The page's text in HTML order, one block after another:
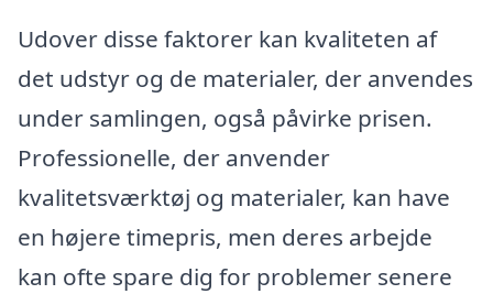
Udover disse faktorer kan kvaliteten af
det udstyr og de materialer, der anvendes
under samlingen, også påvirke prisen.
Professionelle, der anvender
kvalitetsværktøj og materialer, kan have
en højere timepris, men deres arbejde
kan ofte spare dig for problemer senere